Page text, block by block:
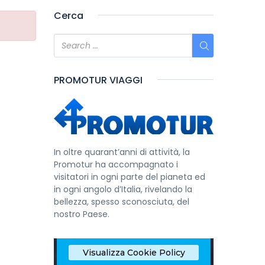
Cerca
PROMOTUR VIAGGI
In oltre quarant’anni di attività, la
Promotur ha accompagnato i
visitatori in ogni parte del pianeta ed
in ogni angolo d’Italia, rivelando la
bellezza, spesso sconosciuta, del
nostro Paese.